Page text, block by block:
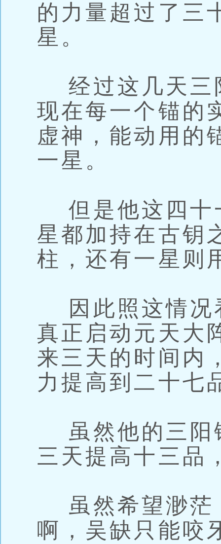
的力量超过了三
星。
经过这几天三
现在每一个锚的
虚神，能动用的
一星。
但是他这四十
星都加持在古钥
柱，还有一星则
因此照这情况
真正启动元天大
来三天的时间内
力提高到二十七
虽然他的三阳
三天提高十三品
虽然希望渺茫
啊，吴缺只能咬